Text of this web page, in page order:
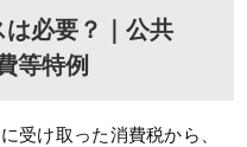
必要？｜公共
等特例
受け取った消費税から、